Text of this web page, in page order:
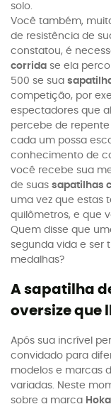
solo.
Você também,
de resistência de
constatou, é
corrida se ela
500 se sua
competição, por
espectadores que
percebe de
cada um possa
conhecimento de
você recebe sua
de suas sapatilhas
uma vez que estas
quilômetros, e que
Quem disse que
segunda vida e ser
medalhas?
A sapatilha
oversize que
Após sua incrível
convidado para
modelos e marcas
variadas. Neste
sobre a marca Hoka